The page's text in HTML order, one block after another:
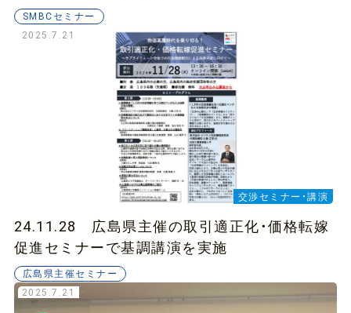
SMBCセミナー
2025.7.21
交渉セミナー・講演
24.11.28 広島県主催の取引適正化・価格転嫁
促進セミナーで基調講演を実施
広島県主催セミナー
2025.7.21